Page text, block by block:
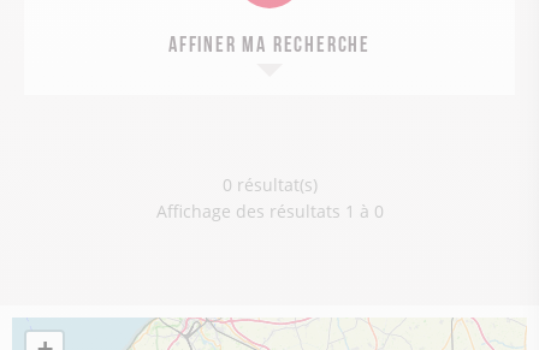
Affiner ma recherche
0 résultat(s)
Affichage des résultats 1 à 0